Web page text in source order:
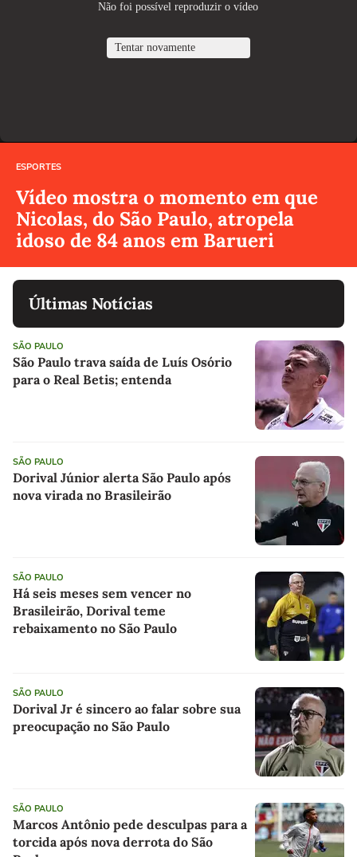
ESPORTES
Vídeo mostra o momento em que
Nicolas, do São Paulo, atropela
idoso de 84 anos em Barueri
Últimas Notícias
SÃO PAULO
São Paulo trava saída de Luís Osório
para o Real Betis; entenda
SÃO PAULO
Dorival Júnior alerta São Paulo após
nova virada no Brasileirão
SÃO PAULO
Há seis meses sem vencer no
Brasileirão, Dorival teme
rebaixamento no São Paulo
SÃO PAULO
Dorival Jr é sincero ao falar sobre sua
preocupação no São Paulo
SÃO PAULO
Marcos Antônio pede desculpas para a
torcida após nova derrota do São